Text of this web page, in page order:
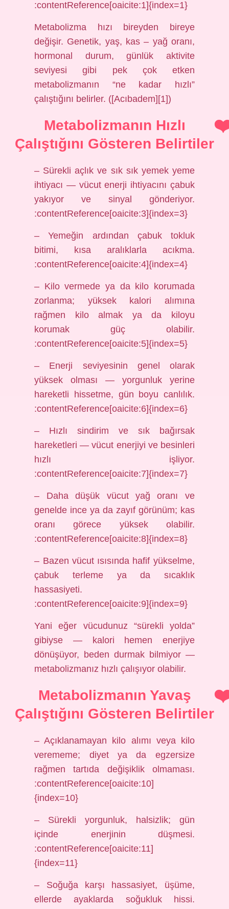
:contentReference[oaicite:1]{index=1}
Metabolizma hızı bireyden bireye
değişir. Genetik, yaş, kas – yağ oranı,
hormonal durum, günlük aktivite
seviyesi gibi pek çok etken
metabolizmanın “ne kadar hızlı”
çalıştığını belirler. ([Acıbadem][1])
Metabolizmanın Hızlı
Çalıştığını Gösteren Belirtiler
– Sürekli açlık ve sık sık yemek yeme
ihtiyacı — vücut enerji ihtiyacını çabuk
yakıyor ve sinyal gönderiyor.
:contentReference[oaicite:3]{index=3}
– Yemeğin ardından çabuk tokluk
bitimi, kısa aralıklarla acıkma.
:contentReference[oaicite:4]{index=4}
– Kilo vermede ya da kilo korumada
zorlanma; yüksek kalori alımına
rağmen kilo almak ya da kiloyu
korumak güç olabilir.
:contentReference[oaicite:5]{index=5}
– Enerji seviyesinin genel olarak
yüksek olması — yorgunluk yerine
hareketli hissetme, gün boyu canlılık.
:contentReference[oaicite:6]{index=6}
– Hızlı sindirim ve sık bağırsak
hareketleri — vücut enerjiyi ve besinleri
hızlı işliyor.
:contentReference[oaicite:7]{index=7}
– Daha düşük vücut yağ oranı ve
genelde ince ya da zayıf görünüm; kas
oranı görece yüksek olabilir.
:contentReference[oaicite:8]{index=8}
– Bazen vücut ısısında hafif yükselme,
çabuk terleme ya da sıcaklık
hassasiyeti.
:contentReference[oaicite:9]{index=9}
Yani eğer vücudunuz “sürekli yolda”
gibiyse — kalori hemen enerjiye
dönüşüyor, beden durmak bilmiyor —
metabolizmanız hızlı çalışıyor olabilir.
Metabolizmanın Yavaş
Çalıştığını Gösteren Belirtiler
– Açıklanamayan kilo alımı veya kilo
verememe; diyet ya da egzersize
rağmen tartıda değişiklik olmaması.
:contentReference[oaicite:10]
{index=10}
– Sürekli yorgunluk, halsizlik; gün
içinde enerjinin düşmesi.
:contentReference[oaicite:11]
{index=11}
– Soğuğa karşı hassasiyet, üşüme,
ellerde ayaklarda soğukluk hissi.